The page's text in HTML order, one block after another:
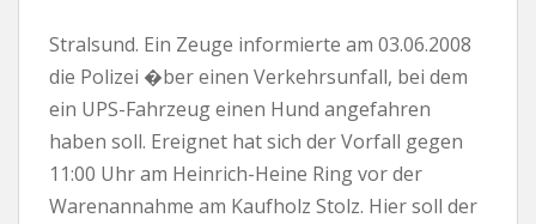
Stralsund. Ein Zeuge informierte am 03.06.2008
die Polizei �ber einen Verkehrsunfall, bei dem
ein UPS-Fahrzeug einen Hund angefahren
haben soll. Ereignet hat sich der Vorfall gegen
11:00 Uhr am Heinrich-Heine Ring vor der
Warenannahme am Kaufholz Stolz. Hier soll der